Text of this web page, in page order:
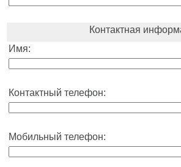
Контактная
Имя:
Контактный телефон:
Мобильный телефон: